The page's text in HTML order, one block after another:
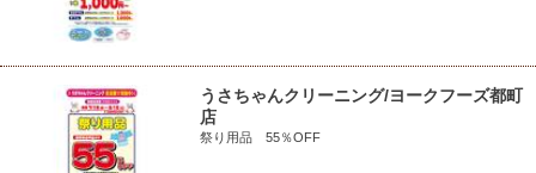
うさちゃんクリーニング/ヨークフーズ都町
店
祭り用品 55％OFF